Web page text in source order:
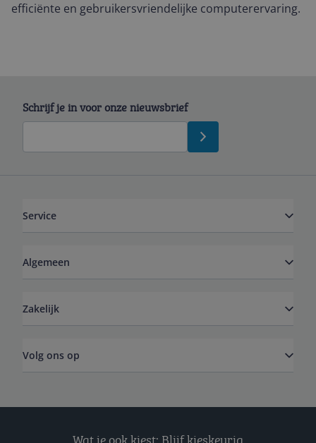
efficiënte en gebruikersvriendelijke computerervaring.
Schrijf je in voor onze nieuwsbrief
Service
Algemeen
Zakelijk
Volg ons op
Wat je ook kiest: Blijf kieskeurig